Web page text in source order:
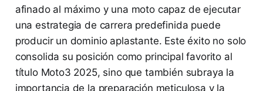
afinado al máximo y una moto capaz de ejecutar
una estrategia de carrera predefinida puede
producir un dominio aplastante. Este éxito no solo
consolida su posición como principal favorito al
título Moto3 2025, sino que también subraya la
importancia de la preparación meticulosa y la